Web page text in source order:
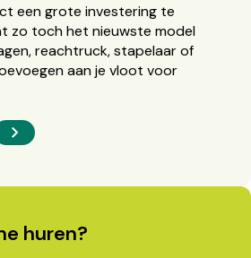
een grote investering te
zo toch het nieuwste model
reachtruck, stapelaar of
aan je vloot voor
huren?